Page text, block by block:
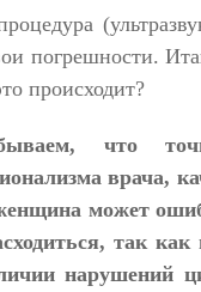
погрешности.
происходит?
что
врача,
может
так
нарушений